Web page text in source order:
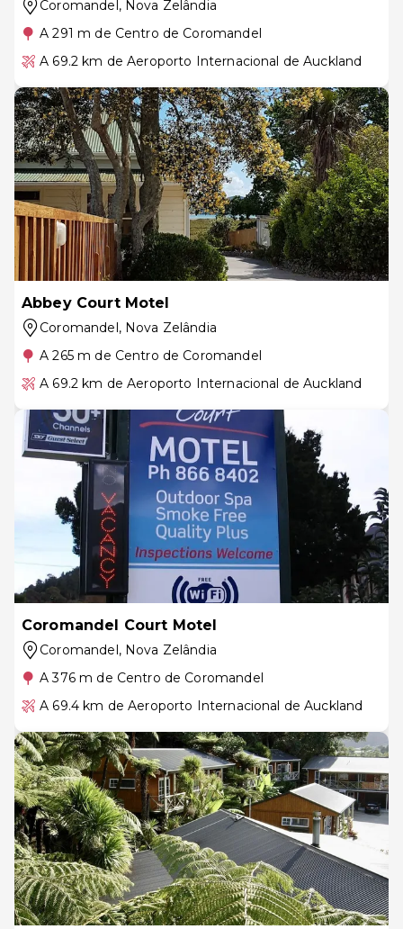
Coromandel , Nova Zelândia
A 291 m de Centro de Coromandel
A 69.2 km de Aeroporto Internacional de Auckland
Abbey Court Motel
Coromandel, Nova Zelândia
A 265 m de Centro de Coromandel
A 69.2 km de Aeroporto Internacional de Auckland
Coromandel Court Motel
Coromandel, Nova Zelândia
A 376 m de Centro de Coromandel
A 69.4 km de Aeroporto Internacional de Auckland